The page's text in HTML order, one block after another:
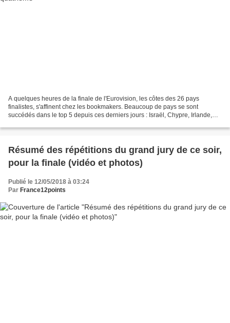
A quelques heures de la finale de l'Eurovision, les côtes des 26 pays
finalistes, s'affinent chez les bookmakers. Beaucoup de pays se sont
succédés dans le top 5 depuis ces derniers jours : Israël, Chypre, Irlande,
Résumé des répétitions du grand jury de ce soir,
pour la finale (vidéo et photos)
Publié le 12/05/2018 à 03:24
Par France12points